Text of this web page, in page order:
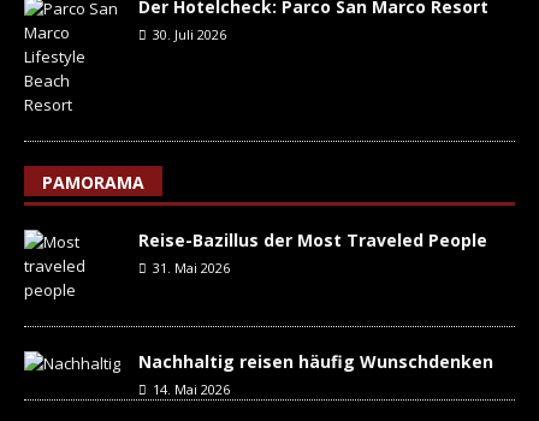
Der Hotelcheck: Parco San Marco Resort
30. Juli 2026
PAMORAMA
Reise-Bazillus der Most Traveled People
31. Mai 2026
Nachhaltig reisen häufig Wunschdenken
14. Mai 2026